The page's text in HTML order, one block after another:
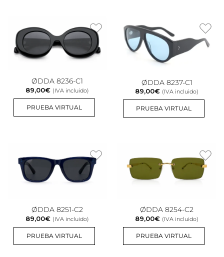
ØDDA 8236-C1
89,00€ (IVA incluido)
PRUEBA VIRTUAL
ØDDA 8237-C1
89,00€ (IVA incluido)
PRUEBA VIRTUAL
ØDDA 8251-C2
89,00€ (IVA incluido)
PRUEBA VIRTUAL
ØDDA 8254-C2
89,00€ (IVA incluido)
PRUEBA VIRTUAL